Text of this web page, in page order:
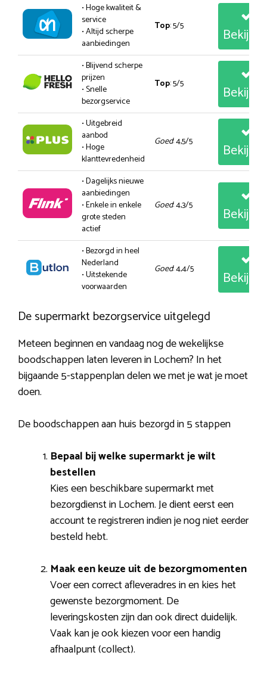
• Hoge kwaliteit &
service
• Altijd scherpe
aanbiedingen
Top: 5/5
• Blijvend scherpe
prijzen
• Snelle
bezorgservice
Top: 5/5
• Uitgebreid
aanbod
• Hoge
klanttevredenheid
Goed: 4,5/5
• Dagelijks nieuwe
aanbiedingen
• Enkele in enkele
grote steden
actief
Goed: 4,3/5
• Bezorgd in heel
Nederland
• Uitstekende
voorwaarden
Goed: 4,4/5
De supermarkt bezorgservice uitgelegd
Meteen beginnen en vandaag nog de wekelijkse
boodschappen laten leveren in Lochem? In het
bijgaande 5-stappenplan delen we met je wat je moet
doen.
De boodschappen aan huis bezorgd in 5 stappen
Bepaal bij welke supermarkt je wilt
bestellen
Kies een beschikbare supermarkt met
bezorgdienst in Lochem. Je dient eerst een
account te registreren indien je nog niet eerder
besteld hebt.
Maak een keuze uit de bezorgmomenten
Voer een correct afleveradres in en kies het
gewenste bezorgmoment. De
leveringskosten zijn dan ook direct duidelijk.
Vaak kan je ook kiezen voor een handig
afhaalpunt (collect).